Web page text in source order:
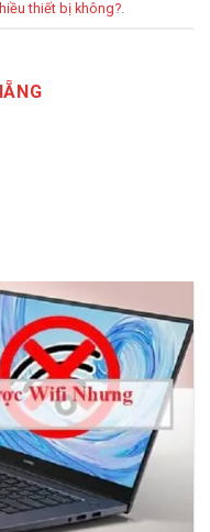
thiết bị không?